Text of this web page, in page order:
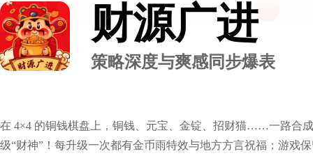
财源广进
策略深度与爽感同步爆表
在 4×4 的铜钱棋盘上，铜钱、元宝、金锭、招财猫……一路合
级“财神”！每升级一次都有金币雨特效与地方方言祝福；游戏